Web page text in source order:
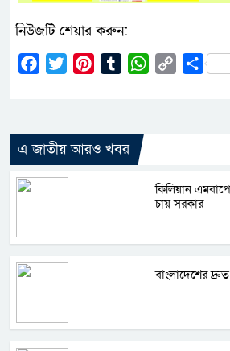
নিউজটি শেয়ার করুন:
Facebook
Twitter PinterestTumblrWhatsApp
CopyShare
এ জাতীয় আরও খবর
কিলিয়ান
চায় সরকার
বাংলাদেশের